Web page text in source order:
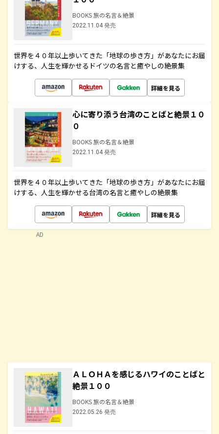
BOOKS 旅の名言＆絶景
2022.11.04 発売
世界を４０年以上歩いてきた「地球の歩き方」があなたにお届
けする、人生を輝かせるドイツの名言と癒やしの絶景集
詳細を見る
心に寄り添う台湾のことばと絶景１０
０
BOOKS 旅の名言＆絶景
2022.11.04 発売
世界を４０年以上歩いてきた「地球の歩き方」があなたにお届
けする、人生を輝かせる台湾の名言と癒やしの絶景集
詳細を見る
ＡＬＯＨＡを感じるハワイのことばと
絶景１００
BOOKS 旅の名言＆絶景
2022.05.26 発売
AD